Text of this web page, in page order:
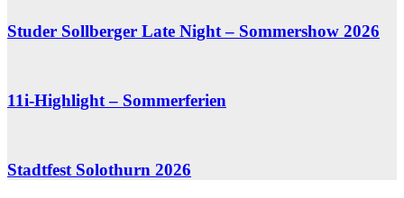
Studer Sollberger Late Night – Sommershow 2026
11i-Highlight – Sommerferien
Stadtfest Solothurn 2026